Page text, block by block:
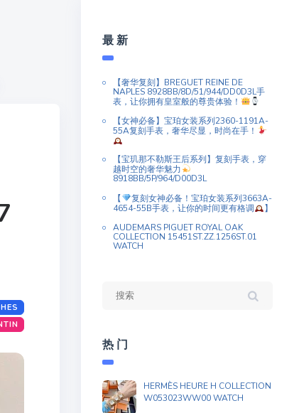
最 新
【奢华复刻】BREGUET REINE DE
NAPLES 8928BB/8D/51/944/DD0D3L手
表，让你拥有皇室般的尊贵体验！
【女神必备】宝珀女装系列2360-1191A-
55A复刻手表，奢华尽显，时尚在手！
【宝玑那不勒斯王后系列】复刻手表，穿
越时空的奢华魅力
8918BB/5P/964/D00D3L
【
复刻女神必备！宝珀女装系列3663A-
4654-55B手表，让你的时间更有格调
】
AUDEMARS PIGUET ROYAL OAK
COLLECTION 15451ST.ZZ.1256ST.01
WATCH
热 门
HERMÈS HEURE H COLLECTION
W053023WW00 WATCH